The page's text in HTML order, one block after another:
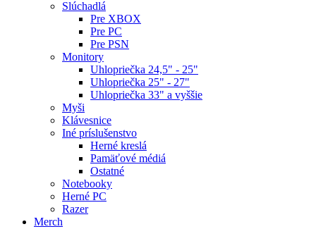
Slúchadlá
Pre XBOX
Pre PC
Pre PSN
Monitory
Uhlopriečka 24,5" - 25"
Uhlopriečka 25" - 27"
Uhlopriečka 33" a vyššie
Myši
Klávesnice
Iné príslušenstvo
Herné kreslá
Pamäťové médiá
Ostatné
Notebooky
Herné PC
Razer
Merch